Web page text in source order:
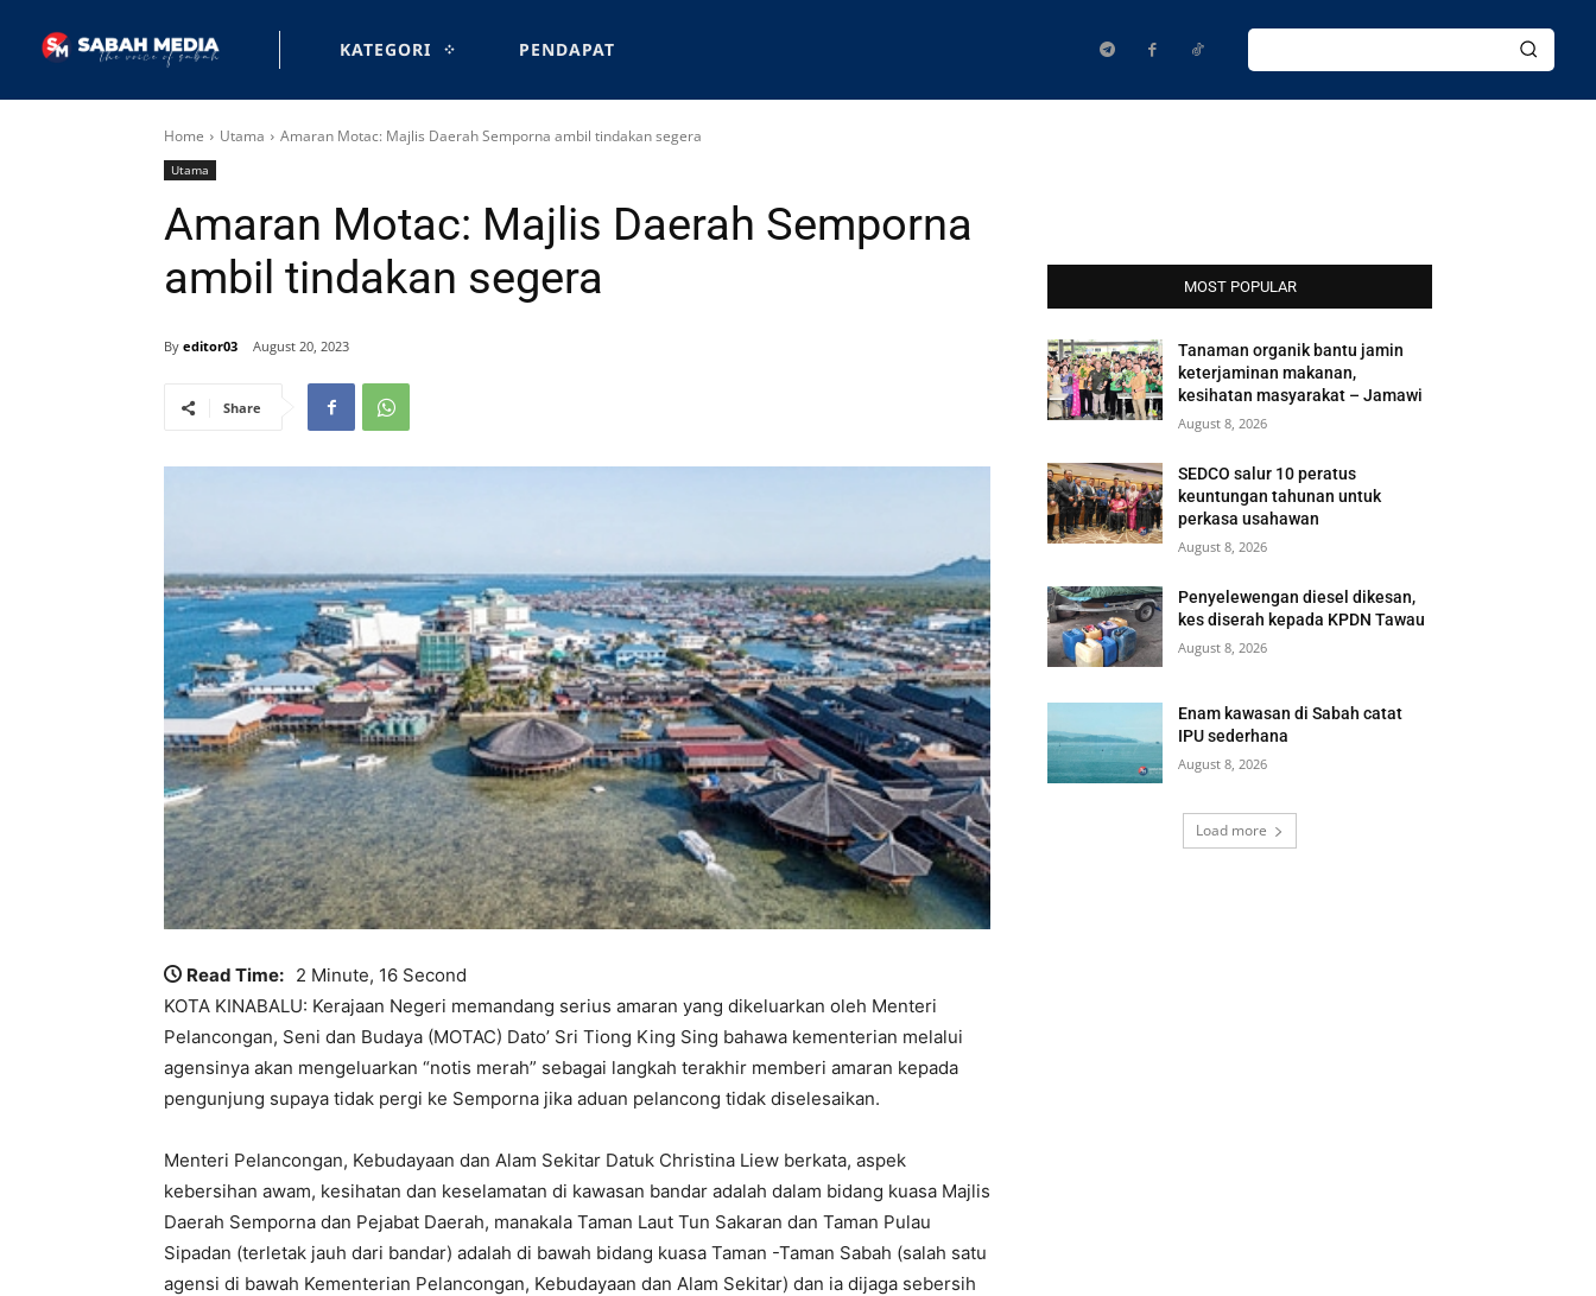
KATEGORI PENDAPAT
Home Utama Amaran Motac: Majlis Daerah Semporna ambil tindakan segera
Utama
Amaran Motac: Majlis Daerah Semporna
ambil tindakan segera
By editor03 August 20, 2023
Share
Read Time: 2 Minute, 16 Second
KOTA KINABALU: Kerajaan Negeri memandang serius amaran yang dikeluarkan oleh Menteri
Pelancongan, Seni dan Budaya (MOTAC) Dato’ Sri Tiong King Sing bahawa kementerian melalui
agensinya akan mengeluarkan “notis merah” sebagai langkah terakhir memberi amaran kepada
pengunjung supaya tidak pergi ke Semporna jika aduan pelancong tidak diselesaikan.
Menteri Pelancongan, Kebudayaan dan Alam Sekitar Datuk Christina Liew berkata, aspek
kebersihan awam, kesihatan dan keselamatan di kawasan bandar adalah dalam bidang kuasa Majlis
Daerah Semporna dan Pejabat Daerah, manakala Taman Laut Tun Sakaran dan Taman Pulau
Sipadan (terletak jauh dari bandar) adalah di bawah bidang kuasa Taman -Taman Sabah (salah satu
agensi di bawah Kementerian Pelancongan, Kebudayaan dan Alam Sekitar) dan ia dijaga sebersih
MOST POPULAR
Tanaman organik bantu jamin
keterjaminan makanan,
kesihatan masyarakat – Jamawi
August 8, 2026
SEDCO salur 10 peratus
keuntungan tahunan untuk
perkasa usahawan
August 8, 2026
Penyelewengan diesel dikesan,
kes diserah kepada KPDN Tawau
August 8, 2026
Enam kawasan di Sabah catat
IPU sederhana
August 8, 2026
Load more